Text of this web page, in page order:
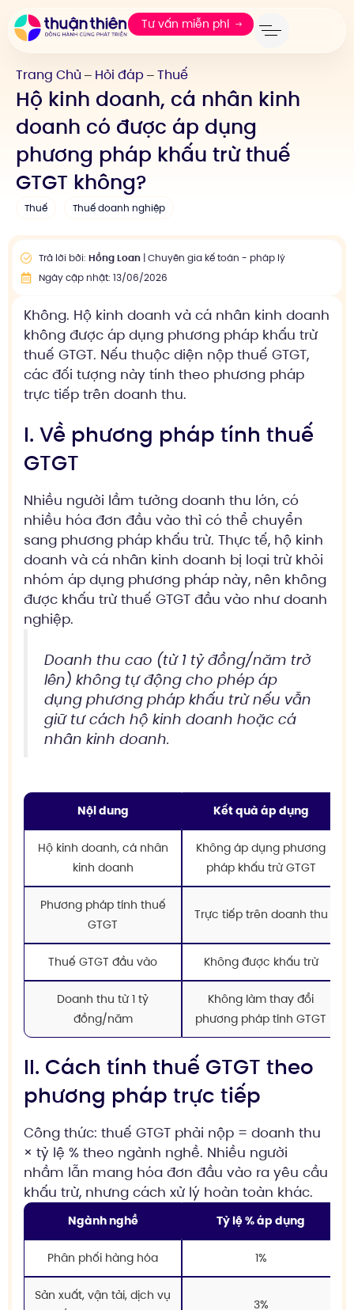
Tư vấn miễn phí
Trang Chủ — Hỏi đáp — Thuế
Hộ kinh doanh, cá nhân kinh
doanh có được áp dụng
phương pháp khấu trừ thuế
GTGT không?
Thuế Thuế doanh nghiệp
Trả lời bởi: Hồng Loan| Chuyên gia kế toán - pháp lý
Ngày cập nhật: 13/06/2026
Không. Hộ kinh doanh và cá nhân kinh doanh
không được áp dụng phương pháp khấu trừ
thuế GTGT. Nếu thuộc diện nộp thuế GTGT,
các đối tượng này tính theo phương pháp
trực tiếp trên doanh thu.
I. Về phương pháp tính thuế
GTGT
Nhiều người lầm tưởng doanh thu lớn, có
nhiều hóa đơn đầu vào thì có thể chuyển
sang phương pháp khấu trừ. Thực tế, hộ kinh
doanh và cá nhân kinh doanh bị loại trừ khỏi
nhóm áp dụng phương pháp này, nên không
được khấu trừ thuế GTGT đầu vào như doanh
nghiệp.
Doanh thu cao (từ 1 tỷ đồng/năm trở
lên) không tự động cho phép áp
dụng phương pháp khấu trừ nếu vẫn
giữ tư cách hộ kinh doanh hoặc cá
nhân kinh doanh.
Nội dung Kết quả áp dụng
Hộ kinh doanh, cá nhân
kinh doanh
Không áp dụng phương
pháp khấu trừ GTGT
Phương pháp tính thuế
GTGT
Trực tiếp trên doanh thu
Thuế GTGT đầu vào Không được khấu trừ
Doanh thu từ 1 tỷ
đồng/năm
Không làm thay đổi
phương pháp tính GTGT
II. Cách tính thuế GTGT theo
phương pháp trực tiếp
Công thức: thuế GTGT phải nộp = doanh thu
× tỷ lệ % theo ngành nghề. Nhiều người
nhầm lẫn mang hóa đơn đầu vào ra yêu cầu
khấu trừ, nhưng cách xử lý hoàn toàn khác.
Ngành nghề Tỷ lệ % áp dụng
Phân phối hàng hóa 1%
Sản xuất, vận tải, dịch vụ
3%